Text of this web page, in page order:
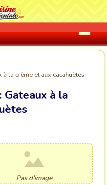
à la crème et aux cacahuètes
Gateaux à la
Pas d'image